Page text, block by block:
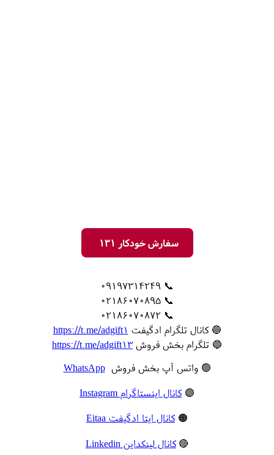
سفارش خودکار 131
📞 09197314249
📞 02186070895
📞 02186070872
🔵 کانال تلگرام ادگیفت https://t.me/adgift1
🔵 تلگرام بخش فروش https://t.me/adgift13
🟢 واتس آپ بخش فروشWhatsApp
🟣 کانال اینستاگرام Instagram
🟠 کانال ایتا ادگیفت Eitaa
🔴 کانال لینکداین Linkedin